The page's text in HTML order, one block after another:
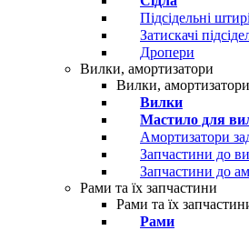
Підсідельні штирі
Затискачі
Дропери
Вилки, амортизатори
Вилки, амортизатори
Вилки
Мастило для
Амортизатори
Запчастини до
Запчастини до
Рами та їх запчастини
Рами та їх
Рами